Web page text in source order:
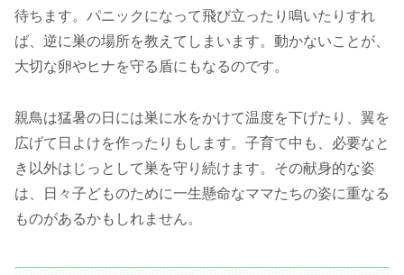
待ちます。パニックになって飛び立ったり鳴いたりすれ
ば、逆に巣の場所を教えてしまいます。動かないことが、
大切な卵やヒナを守る盾にもなるのです。
親鳥は猛暑の日には巣に水をかけて温度を下げたり、翼を
広げて日よけを作ったりもします。子育て中も、必要なと
き以外はじっとして巣を守り続けます。その献身的な姿
は、日々子どものために一生懸命なママたちの姿に重なる
ものがあるかもしれません。